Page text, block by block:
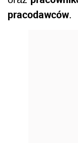
pracodawców.